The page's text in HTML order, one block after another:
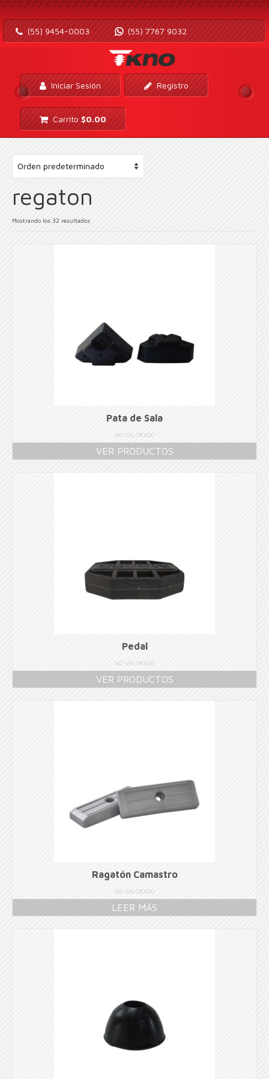
(55) 9454-0003 (55) 7767 9032
Iniciar Sesión Registro
Carrito $0.00
regaton
Mostrando los 32 resultados
Pata de Sala
NO VALORADO
VER PRODUCTOS
Pedal
NO VALORADO
VER PRODUCTOS
Ragatón Camastro
NO VALORADO
LEER MÁS